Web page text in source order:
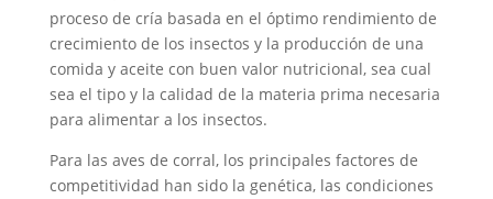
proceso de cría basada en el óptimo rendimiento de
crecimiento de los insectos y la producción de una
comida y aceite con buen valor nutricional, sea cual
sea el tipo y la calidad de la materia prima necesaria
para alimentar a los insectos.
Para las aves de corral, los principales factores de
competitividad han sido la genética, las condiciones